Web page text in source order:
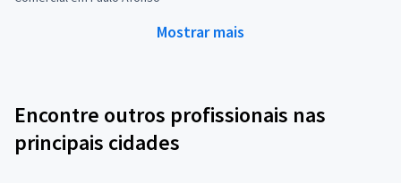
Mostrar mais
Encontre outros profissionais nas
principais cidades